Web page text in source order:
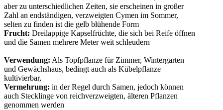
aber zu unterschiedlichen Zeiten, sie erscheinen in großer
Zahl an endständigen, verzweigten Cymen im Sommer,
selten zu finden ist die gelb blühende Form
Frucht: Dreilappige Kapselfrüchte, die sich bei Reife öffnen
und die Samen mehrere Meter weit schleudern
Verwendung: Als Topfpflanze für Zimmer, Wintergarten
und Gewächshaus, bedingt auch als Kübelpflanze
kultivierbar,
Vermehrung: in der Regel durch Samen, jedoch können
auch Stecklinge von reichverzweigten, älteren Pflanzen
genommen werden